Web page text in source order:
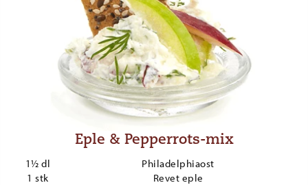
Eple & Pepperrots-mix
1½ dl
Philadelphiaost
1 stk
Revet eple